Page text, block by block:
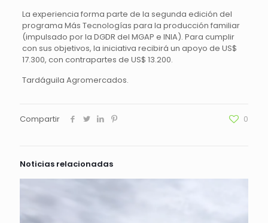
La experiencia forma parte de la segunda edición del
programa Más Tecnologías para la producción familiar
(impulsado por la DGDR del MGAP e INIA). Para cumplir
con sus objetivos, la iniciativa recibirá un apoyo de US$
17.300, con contrapartes de US$ 13.200.
Tardáguila Agromercados.
Compartir 0
Noticias relacionadas